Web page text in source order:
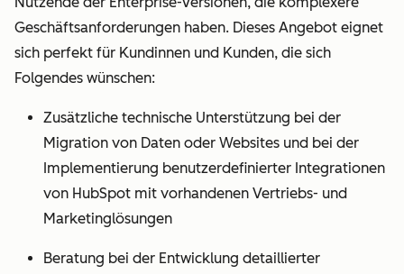
Geschäftsanforderungen haben. Dieses Angebot eignet
sich perfekt für Kundinnen und Kunden, die sich
Folgendes wünschen:
Zusätzliche technische Unterstützung bei der
Migration von Daten oder Websites und bei der
Implementierung benutzerdefinierter Integrationen
von HubSpot mit vorhandenen Vertriebs- und
Marketinglösungen
Beratung bei der Entwicklung detaillierter